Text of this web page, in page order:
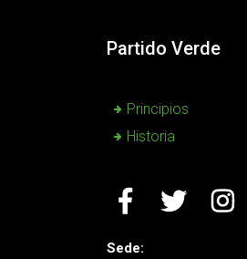
Partido Verde
Principios
Historia
Sede: